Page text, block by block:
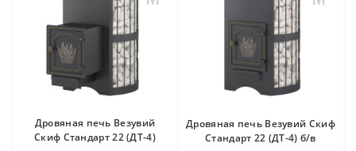
Дровяная печь Везувий
Скиф Стандарт 22 (ДТ-4)
Дровяная печь Везувий Скиф
Стандарт 22 (ДТ-4) б/в